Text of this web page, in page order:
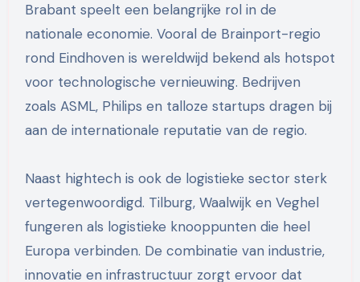
Brabant speelt een belangrijke rol in de
nationale economie. Vooral de Brainport-regio
rond Eindhoven is wereldwijd bekend als hotspot
voor technologische vernieuwing. Bedrijven
zoals ASML, Philips en talloze startups dragen bij
aan de internationale reputatie van de regio.
Naast hightech is ook de logistieke sector sterk
vertegenwoordigd. Tilburg, Waalwijk en Veghel
fungeren als logistieke knooppunten die heel
Europa verbinden. De combinatie van industrie,
innovatie en infrastructuur zorgt ervoor dat